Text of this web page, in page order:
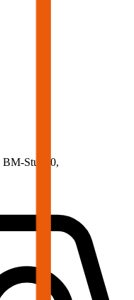
BM-Stufe 0,